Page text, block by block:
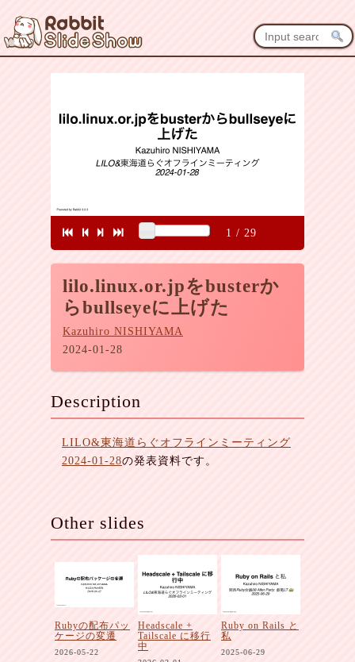
lilo.linux.or.jpをbusterか
らbullseyeに上げた
Kazuhiro NISHIYAMA
2024-01-28
1 / 29
Description
LILO&東海道らぐオフラインミーティング
2024-01-28の発表資料です。
Other slides
Rubyの配布パッ
ケージの変遷
2026-05-22
Headscale +
Tailscale に移行
中
Ruby on Rails と
私
2025-06-29